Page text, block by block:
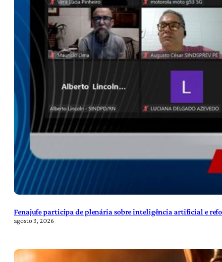
Fenajufe participa de plenária sobre inteligência artificial e
agosto 3, 2026